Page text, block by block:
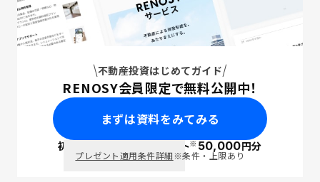
不動産投資はじめてガイド
RENOSY会員限定で無料公開中！
まずは資料をみてみる
初回面談で ポイント※50,000円分
プレゼント適用条件詳細※条件・上限あり